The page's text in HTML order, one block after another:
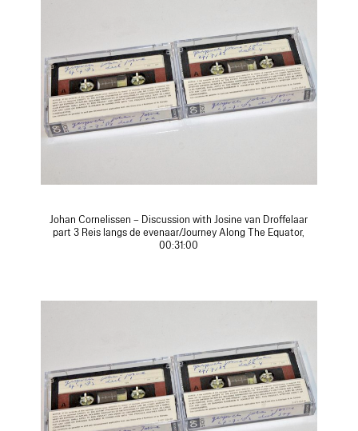
Johan Cornelissen – Discussion with Josine van Droffelaar
part 3 Reis langs de evenaar/Journey Along The Equator,
00:31:00